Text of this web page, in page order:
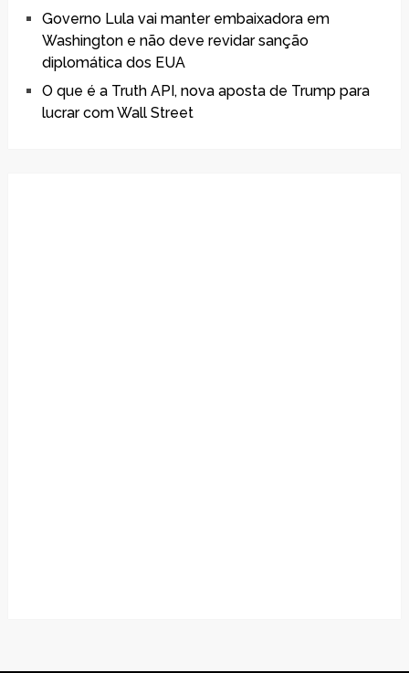
Governo Lula vai manter embaixadora em
Washington e não deve revidar sanção
diplomática dos EUA
O que é a Truth API, nova aposta de Trump para
lucrar com Wall Street